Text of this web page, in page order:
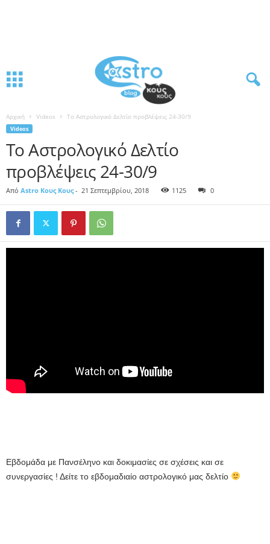
Αρχική Videos To Αστρολογικό Δελτίο προβλέψεις 24-30/9
Videos
To Αστρολογικό Δελτίο
προβλέψεις 24-30/9
Από Astro Κους Κους- 21 Σεπτεμβρίου, 2018 1125 0
Εβδομάδα με Πανσέληνο και δοκιμασίες σε σχέσεις και σε
συνεργασίες ! Δείτε το εβδομαδιαίο αστρολογικό μας δελτίο